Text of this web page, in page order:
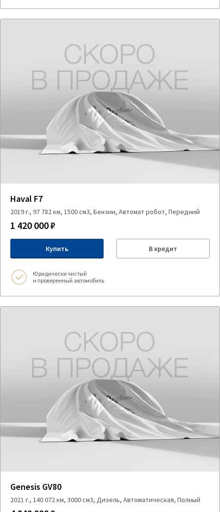
Haval F7
2019 г., 97 782 км, 1500 см3, Бензин, Автомат робот, Передний
1 420 000 ₽
Купить В кредит
Юридически чистый
и проверенный автомобиль
Genesis GV80
2021 г., 140 072 км, 3000 см3, Дизель, Автоматическая, Полный